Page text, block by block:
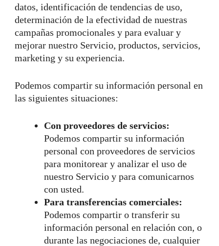
datos, identificación de tendencias de uso,
determinación de la efectividad de nuestras
campañas promocionales y para evaluar y
mejorar nuestro Servicio, productos, servicios,
marketing y su experiencia.
Podemos compartir su información personal en
las siguientes situaciones:
Con proveedores de servicios:
Podemos compartir su información
personal con proveedores de servicios
para monitorear y analizar el uso de
nuestro Servicio y para comunicarnos
con usted.
Para transferencias comerciales:
Podemos compartir o transferir su
información personal en relación con, o
durante las negociaciones de, cualquier